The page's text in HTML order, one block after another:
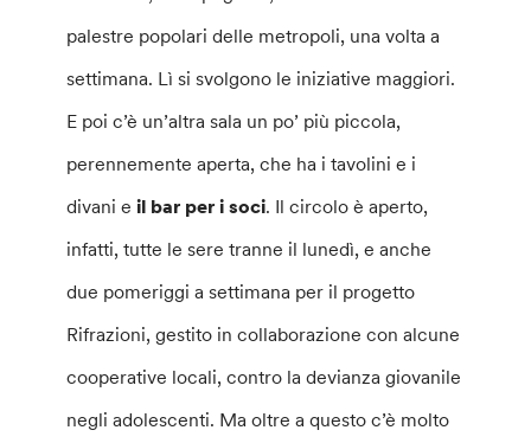
palestre popolari delle metropoli, una volta a
settimana. Lì si svolgono le iniziative maggiori.
E poi c’è un’altra sala un po’ più piccola,
perennemente aperta, che ha i tavolini e i
divani eil bar per i soci. Il circolo è aperto,
infatti, tutte le sere tranne il lunedì, e anche
due pomeriggi a settimana per il progetto
Rifrazioni, gestito in collaborazione con alcune
cooperative locali, contro la devianza giovanile
negli adolescenti. Ma oltre a questo c’è molto